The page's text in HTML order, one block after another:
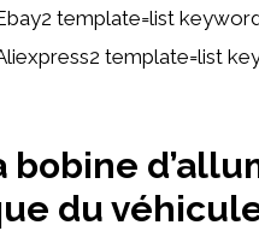
template=list
template=list
du